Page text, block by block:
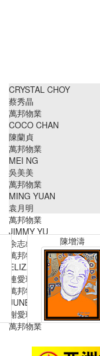
CRYSTAL CHOY
蔡秀晶
萬邦物業
COCO CHAN
陳蘭貞
萬邦物業
MEI NG
吳美美
萬邦物業
MING YUAN
袁月明
萬邦物業
JIMMY YU
余志雄
萬邦物業
ELIZA LIN
連愛玲
萬邦物業
JUNE TSE
謝愛珍
萬邦物業
陳增濤
馬斯克的神奇光環